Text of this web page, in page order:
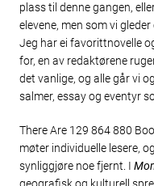
plass til denne gangen,
elevene, men som vi
Jeg har ei favorittnovelle
for, en av redaktørene
det vanlige, og alle går vi
salmer, essay og eventyr
There Are 129 864 880
møter individuelle lesere,
synliggjøre noe fjernt. I
geografisk og kulturell